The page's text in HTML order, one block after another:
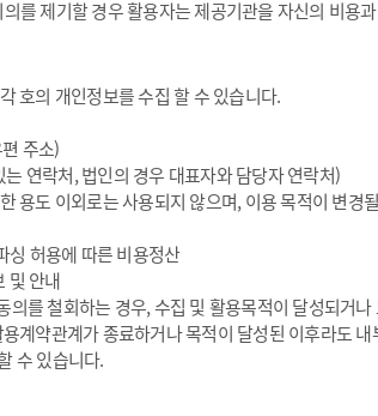
를 제기할 경우 활용자는 제공기관을 자신의 비용
호의 개인정보를 수집 할 수 있습니다.
주소)
연락처, 법인의 경우 대표자와 담당자 연락처)
용도 이외로는 사용되지 않으며, 이용 목적이 변경
싱 허용에 따른 비용정산
및 안내
를 철회하는 경우, 수집 및 활용목적이 달성되거
계약관계가 종료하거나 목적이 달성된 이후라도
수 있습니다.